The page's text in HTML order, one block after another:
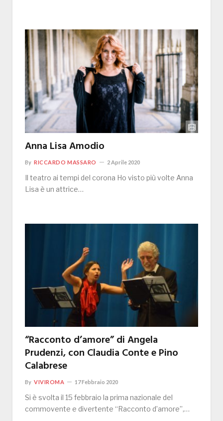
Anna Lisa Amodio
By RICCARDO MASSARO 2 Aprile 2020
Il teatro ai tempi del corona Ho visto più volte Anna
Lisa è un attrice…
“Racconto d’amore” di Angela
Prudenzi, con Claudia Conte e Pino
Calabrese
By VIVIROMA 17 Febbraio 2020
Si è svolta il 15 febbraio la prima nazionale del
commovente e divertente “Racconto d’amore”,…